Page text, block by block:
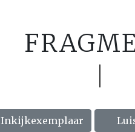
Inkijkexemplaar